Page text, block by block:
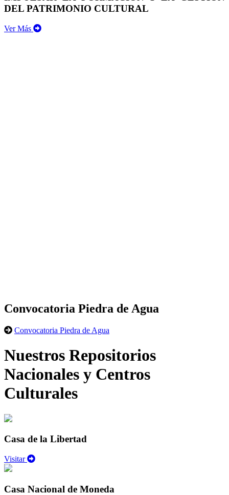
DEL PATRIMONIO CULTURAL
Ver Más
Convocatoria Piedra de Agua
Convocatoria Piedra de Agua
Nuestros Repositorios
Nacionales y Centros
Culturales
Casa de la Libertad
Visitar
Casa Nacional de Moneda